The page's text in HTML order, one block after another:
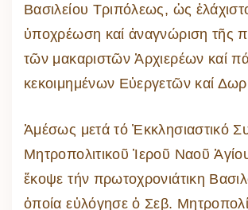
Βασιλείου Τριπόλεως, ὡς
ὑποχρέωση καί ἀναγνώριση τῆς
τῶν μακαριστῶν Ἀρχιερέων καί
κεκοιμημένων Εὐεργετῶν καί
Ἀμέσως μετά τό Ἐκκλησιαστικό
Μητροπολιτικοῦ Ἱεροῦ Ναοῦ
ἔκοψε τήν πρωτοχρονιάτικη
ὁποία εὐλόγησε ὁ Σεβ.